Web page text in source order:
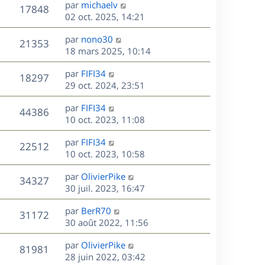
e
s
n
i
e
r
m
e
s
s
a
g
e
17848V
u
e
s
D
e
r
n
i
e
r
m
e
s
s
a
g
e
par michaelv
02 oct. 2025, 14:21
21353V
u
D
e
r
n
i
e
r
m
e
s
s
a
g
e
par nono30
18 mars 2025, 10:14
18297V
u
e
s
D
e
r
n
i
e
r
m
e
s
s
a
g
e
par FIFI34
29 oct. 2024, 23:51
44386V
u
e
s
D
e
r
n
i
e
r
m
e
s
s
a
g
e
par FIFI34
10 oct. 2023, 11:08
22512V
u
s
D
e
r
n
i
e
r
m
e
s
s
par FIFI34
10 oct. 2023, 10:58
34327V
u
e
D
e
r
n
i
e
r
m
par OlivierPike
30 juil. 2023, 16:47
31172V
u
D
e
r
n
i
par BerR70
30 août 2022, 11:56
81981
D
e
par OlivierPike
28 juin 2022, 03:42